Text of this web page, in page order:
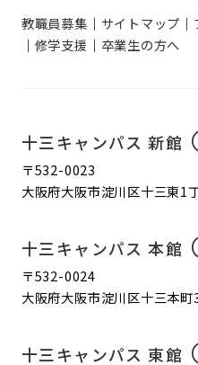
教職員募集 サイトマップ
修学支援
卒業生の方へ
十三キャンパス 新館
〒532-0023
大阪府大阪市淀川区十三東1
十三キャンパス 本館
〒532-0024
大阪府大阪市淀川区十三本
十三キャンパス 東館